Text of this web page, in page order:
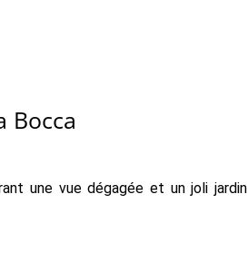
Bocca
une vue dégagée et un joli jardin